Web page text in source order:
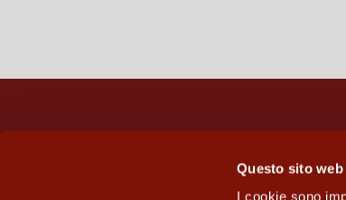
Questo sito
I cookie sono
Sede legale: Via Giuseppe Mazzini 24, 23875